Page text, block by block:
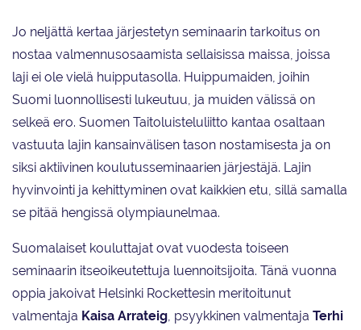
Jo neljättä kertaa järjestetyn seminaarin tarkoitus on
nostaa valmennusosaamista sellaisissa maissa, joissa
laji ei ole vielä huipputasolla. Huippumaiden, joihin
Suomi luonnollisesti lukeutuu, ja muiden välissä on
selkeä ero. Suomen Taitoluisteluliitto kantaa osaltaan
vastuuta lajin kansainvälisen tason nostamisesta ja on
siksi aktiivinen koulutusseminaarien järjestäjä. Lajin
hyvinvointi ja kehittyminen ovat kaikkien etu, sillä samalla
se pitää hengissä olympiaunelmaa.
Suomalaiset kouluttajat ovat vuodesta toiseen
seminaarin itseoikeutettuja luennoitsijoita. Tänä vuonna
oppia jakoivat Helsinki Rockettesin meritoitunut
valmentaja Kaisa Arrateig, psyykkinen valmentaja Terhi